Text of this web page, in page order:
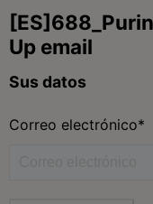
Purina
Para nuestros socios